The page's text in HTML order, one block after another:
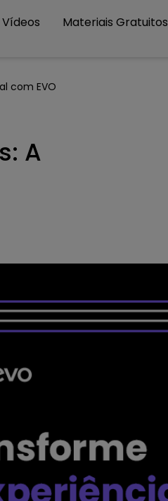
Vídeos Materiais Gratuitos
com EVO
A